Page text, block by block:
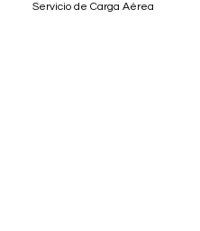
Servicio de Carga Aérea